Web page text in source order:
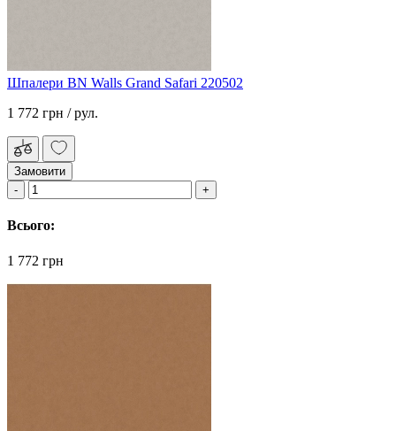
Шпалери BN Walls Grand Safari 220502
1 772 грн / рул.
Замовити
Всього:
1 772 грн